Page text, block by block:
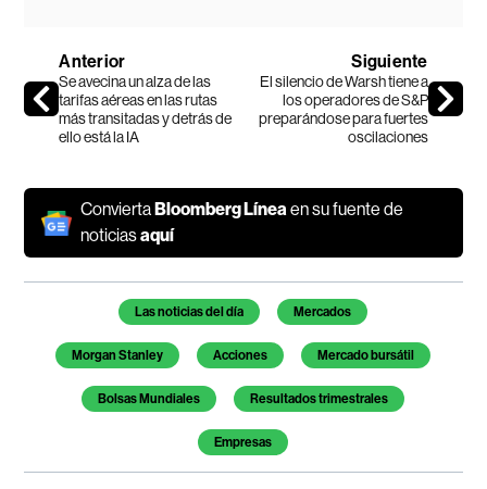
Anterior
Se avecina un alza de las
tarifas aéreas en las rutas
más transitadas y detrás de
ello está la IA
Siguiente
El silencio de Warsh tiene a
los operadores de S&P
preparándose para fuertes
oscilaciones
Convierta Bloomberg Líneaen su fuente de
noticiasaquí
Temas de este artículo
Las noticias del día Mercados
Morgan Stanley Acciones Mercado bursátil
Bolsas Mundiales Resultados trimestrales
Empresas